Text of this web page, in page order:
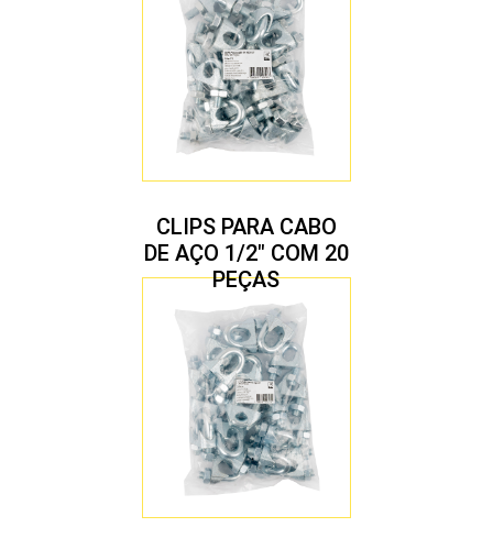
CLIPS PARA CABO
DE AÇO 1/2″ COM 20
PEÇAS